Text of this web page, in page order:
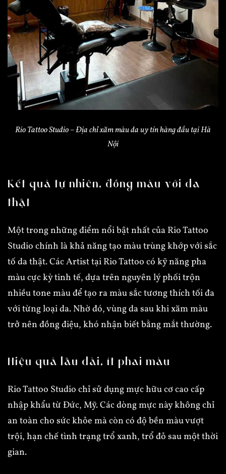
Rio Tattoo Studio – Địa chỉ xăm màu da uy tín hàng đầu tại Hà
Nội
Kết quả tự nhiên, đồng màu với da
thật
Một trong những điểm nổi bật nhất của Rio Tattoo
Studio chính là khả năng tạo màu trùng khớp với sắc
tố da thật. Các Artist tại Rio Tattoo có kỹ năng pha
màu cực kỳ tinh tế, dựa trên nguyên lý phối trộn
nhiều tone màu để tạo ra màu sắc tương thích tối đa
với từng loại da. Nhờ đó, vùng da sau khi xăm màu
trở nên đồng điệu, khó nhận biết bằng mắt thường.
Hiệu quả lâu dài, ít phai màu
Rio Tattoo Studio chỉ sử dụng mực hữu cơ cao cấp
nhập khẩu từ Đức, Mỹ. Các dòng mực này không chỉ
an toàn cho sức khỏe mà còn có độ bền màu vượt
trội, hạn chế tình trạng trổ xanh, trổ đỏ sau một thời
gian.